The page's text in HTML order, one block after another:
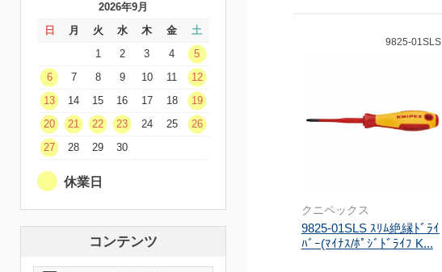
2026年9月
日
月 火 水 木 金
土
1
2 3 4
5
6
7 8 9 10 11
12
13
14 15 16 17 18
19
20
21 22 23 24 25
26
27
28 29 30
休業日
コンテンツ
9825-01SLS
クニペックス
9825-01SLS ｽﾘﾑ絶縁ﾄﾞﾗｲ
ﾊﾞｰ(ﾏｲﾅｽ/ﾎﾟｼﾞﾄﾞﾗｲﾌ K...